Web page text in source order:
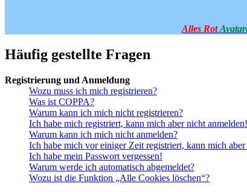
Alles Rot
Häufig gestellte Fragen
Registrierung und Anmeldung
Wozu muss ich mich registrieren?
Was ist COPPA?
Warum kann ich mich nicht registrieren?
Ich habe mich registriert, kann mich aber nicht anmelden!
Warum kann ich mich nicht anmelden?
Ich habe mich vor einiger Zeit registriert, kann mich
Ich habe mein Passwort vergessen!
Warum werde ich automatisch abgemeldet?
Wozu ist die Funktion „Alle Cookies löschen“?